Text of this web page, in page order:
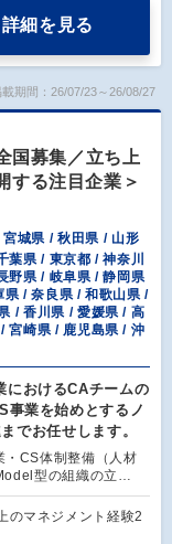
詳細を見る
載期間：26/07/23～26/08/27
国募集／立ち上
する注目企業＞
城県 / 秋田県 / 山形
葉県 / 東京都 / 神奈川
野県 / 岐阜県 / 静岡県
/ 奈良県 / 和歌山県 /
/ 香川県 / 愛媛県 / 高
宮崎県 / 鹿児島県 / 沖
におけるCAチームの
事業を始めとするノ
でお任せします。
・CS体制整備（人材
型の組織の立…
のマネジメント経験2